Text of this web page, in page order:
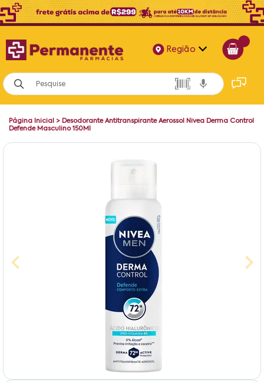
Região
Alagoas
Bahia
Página Inicial > Desodorante Antitranspirante Aerossol Nivea Derma Control
Defende Masculino 150Ml